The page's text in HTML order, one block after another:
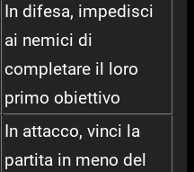
In difesa, impedisci
ai nemici di
completare il loro
primo obiettivo
In attacco, vinci la
partita in meno del